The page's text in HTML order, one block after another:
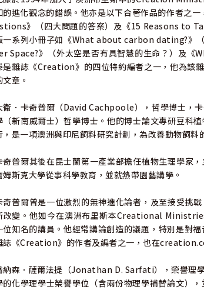
的進化觀念的錯誤。他亦是以下合著作品的作者
》（四大問題的答案）及《15 Reasons to
一系列小冊子如《What about carbon dating?》
Space?》（外太空是否有具智慧的生命？）及
是雜誌《Creation》的四位特約編者之一，他為該
文章。
衛．卡奇普爾（David Cachpoole），哲學博士，
（新南威爾士）哲學博士。他的博士論文專研豆科
，是一項澳洲與印尼飼料研究計劃，為改善動物飼料
奇普爾其後在昆士蘭第一產業部擔任植物生理學家
姆斯克大學從事科學教育，並就熱帶園藝講學。
奇普爾曾是一位激烈的無神進化論者，及至接受挑
改變。他如今在澳洲布里斯本Creational
位知名的講員。他經常講論創造的議題，特別是對
誌《Creation》的作者及編者之一，也在
納森．薩爾法提（Jonathan D. Sarfati），榮譽理
的化學理學士榮譽學位（含兩份物理學補替論文）